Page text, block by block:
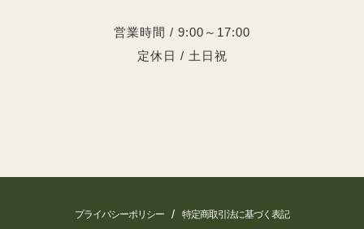
営業時間 / 9:00～17:00
定休日 / 土日祝
プライバシーポリシー / 特定商取引法に基づく表記